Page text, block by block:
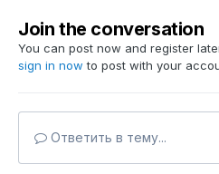
Join the conversation
You can post now and register
sign in now to post with your
Ответить в тему...